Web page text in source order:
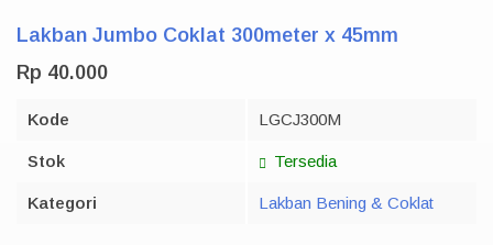
Lakban Jumbo Coklat 300meter x 45mm
Rp 40.000
Kode LGCJ300M
Stok Tersedia
Kategori Lakban Bening & Coklat